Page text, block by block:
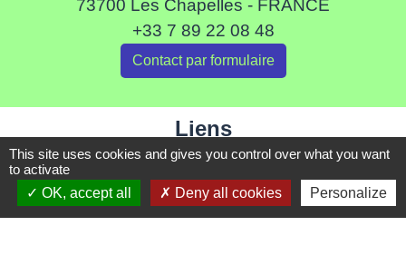
73700 Les Chapelles - FRANCE
+33 7 89 22 08 48
Contact par formulaire
Liens
Communauté de Commune de Haute Tarentaise
Service Public
Assemblée du Pays Tarentaise Vanoise
This site uses cookies and gives you control over what you want
to activate
OK, accept all
Deny all cookies Personalize